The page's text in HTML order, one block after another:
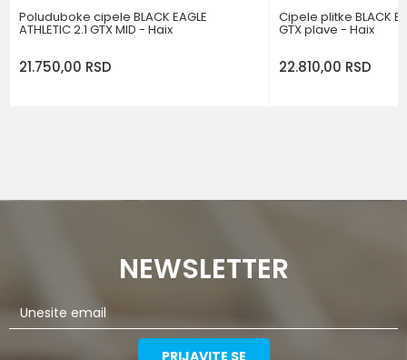
Poluduboke cipele BLACK EAGLE
ATHLETIC 2.1 GTX MID - Haix
21.750,00 RSD
Cipele plitke BLACK
GTX plave - Haix
22.810,00 RSD
NEWSLETTER
PRIJAVITE SE